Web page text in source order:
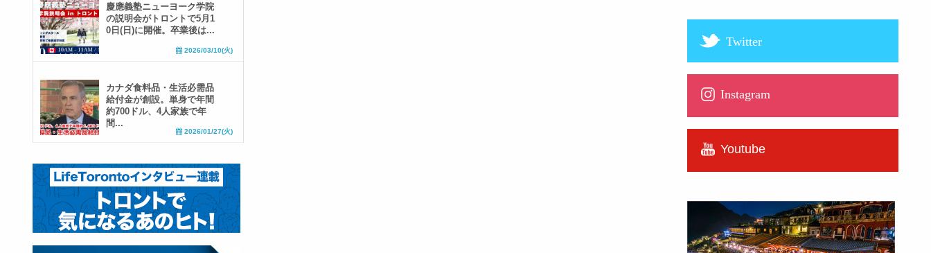
慶應義塾ニューヨーク学院
の説明会がトロントで5月1
0日(日)に開催。卒業後は...
2026/03/10(火)
カナダ食料品・生活必需品
給付金が創設。単身で年間
約700ドル、4人家族で年
間...
2026/01/27(火)
Twitter
Instagram
Youtube